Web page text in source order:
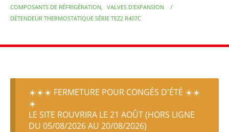
COMPOSANTS DE RÉFRIGÉRATION, VALVES D'EXPANSION
DÉTENDEUR THERMOSTATIQUE SÉRIE TEZ2 R407C
☀️☀️☀️ FERMETURE POUR CONGÉS D'ÉTÉ ☀️☀️
☀️
LE SITE ROUVRIRA LE 21 AOÛT (HORS LIGNE
DU 05/08/2026 AU 20/08/2026)